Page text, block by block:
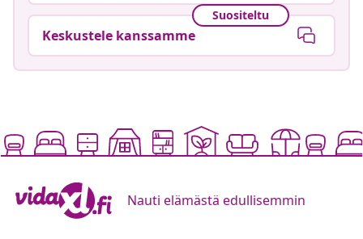
Suositeltu
Keskustele kanssamme
Nauti elämästä edullisemmin